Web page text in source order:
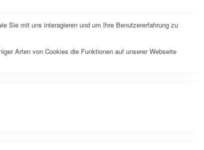
Sie mit uns interagieren und um Ihre Benutzererfahrung zu
Arten von Cookies die Funktionen auf unserer Webseite